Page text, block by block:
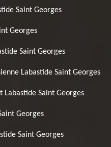
Saint Georges
Georges
Saint Georges
Labastide Saint Georges
Labastide Saint Georges
Georges
Saint Georges